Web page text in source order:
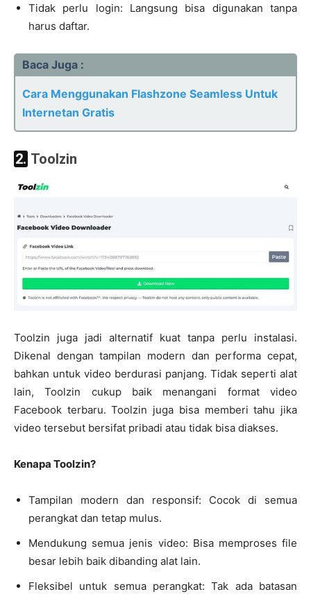
Tidak perlu login: Langsung bisa digunakan tanpa
harus daftar.
Baca Juga :
Cara Menggunakan Flashzone Seamless Untuk
Internetan Gratis
2. Toolzin
Toolzin juga jadi alternatif kuat tanpa perlu instalasi.
Dikenal dengan tampilan modern dan performa cepat,
bahkan untuk video berdurasi panjang. Tidak seperti alat
lain, Toolzin cukup baik menangani format video
Facebook terbaru. Toolzin juga bisa memberi tahu jika
video tersebut bersifat pribadi atau tidak bisa diakses.
Kenapa Toolzin?
Tampilan modern dan responsif: Cocok di semua
perangkat dan tetap mulus.
Mendukung semua jenis video: Bisa memproses file
besar lebih baik dibanding alat lain.
Fleksibel untuk semua perangkat: Tak ada batasan